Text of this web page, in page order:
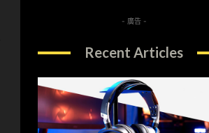
- 廣告 -
Recent Articles